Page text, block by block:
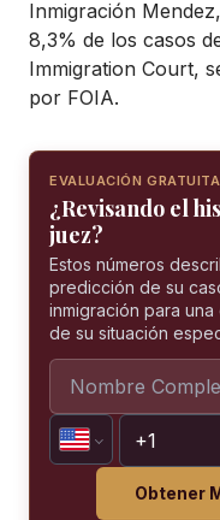
Inmigración
8,3% de los casos
Immigration Court,
por FOIA.
EVALUACIÓN
¿Revisando el
juez?
Estos números
predicción de su
inmigración para
de su situación
Obtener